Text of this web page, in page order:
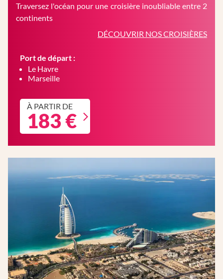
Traversez l'océan pour une croisière inoubliable entre 2
continents
DÉCOUVRIR NOS CROISIÈRES
Port de départ :
Le Havre
Marseille
À PARTIR DE
183 €